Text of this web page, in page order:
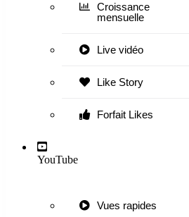
Croissance
mensuelle
Live vidéo
Like Story
Forfait Likes
YouTube
Vues rapides